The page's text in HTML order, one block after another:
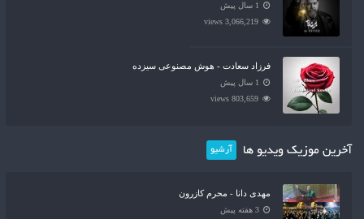
1 سال پیش
3,066,219 views
فرزاد سعادت - هوش مصنوعی سیزده
1 سال پیش
803,659 views
آخرین موزیک ویدیو ها آرشیو
مهدی دانا - محرم کازرون
3 هفته پیش